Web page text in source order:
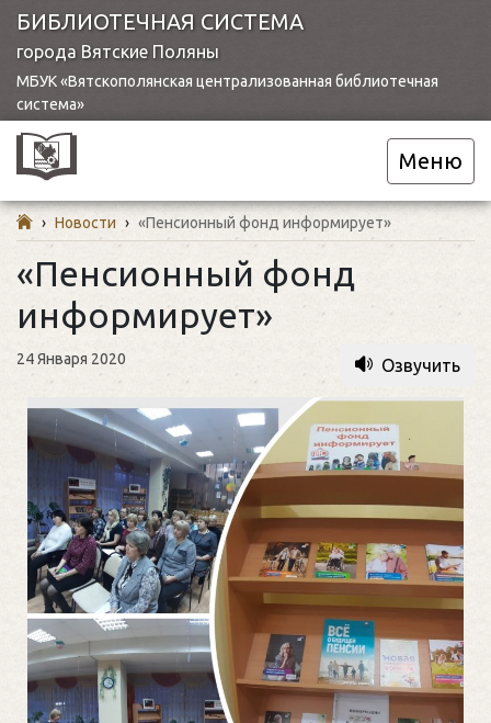
БИБЛИОТЕЧНАЯ СИСТЕМА
города Вятские Поляны
МБУК «Вятскополянская централизованная библиотечная
система»
Меню
› Новости › «Пенсионный фонд информирует»
«Пенсионный фонд
информирует»
24 Января 2020 Озвучить